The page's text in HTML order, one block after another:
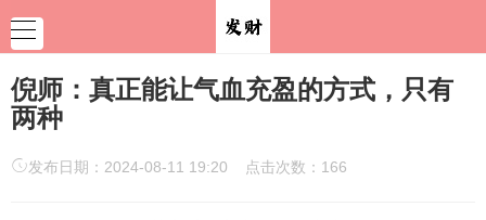
倪师：真正能让气血充盈的方式，只有
两种
发布日期：2024-08-11 19:20 点击次数：166